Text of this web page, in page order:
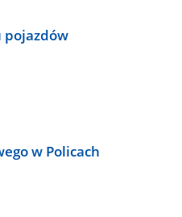
pojazdów
w Policach